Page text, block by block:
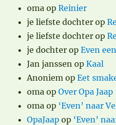
oma opReinier
je liefste dochter op
je liefste dochter op
je dochter opEven
Jan janssen opKaal
Anoniem opEet
oma opOver Opa Jaap
oma op ‘Even’ naar
OpaJaap op ‘Even’